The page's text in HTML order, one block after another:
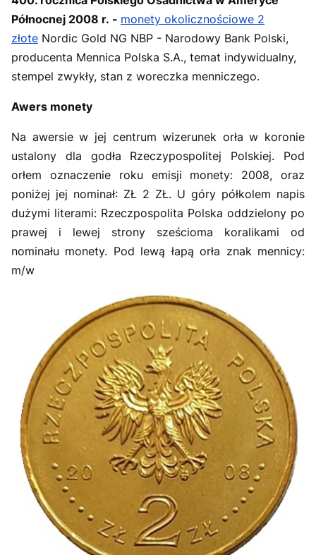
Północnej 2008 r. - monety okolicznościowe 2
złote Nordic Gold NG NBP - Narodowy Bank Polski,
producenta Mennica Polska S.A., temat indywidualny,
stempel zwykły, stan z woreczka menniczego.
Awers monety
Na awersie w jej centrum wizerunek orła w koronie
ustalony dla godła Rzeczypospolitej Polskiej. Pod
orłem oznaczenie roku emisji monety: 2008, oraz
poniżej jej nominał: ZŁ 2 ZŁ. U góry półkolem napis
dużymi literami: Rzeczpospolita Polska oddzielony po
prawej i lewej strony sześcioma koralikami od
nominału monety. Pod lewą łapą orła znak mennicy:
m/w